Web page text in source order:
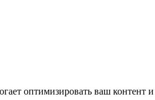
оптимизировать ваш контент